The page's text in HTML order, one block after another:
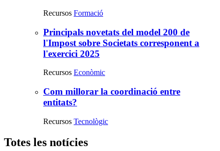
Recursos Formació
Principals novetats del model 200 de
l'Impost sobre Societats corresponent a
l'exercici 2025
Recursos Econòmic
Com millorar la coordinació entre
entitats?
Recursos Tecnològic
Totes les notícies